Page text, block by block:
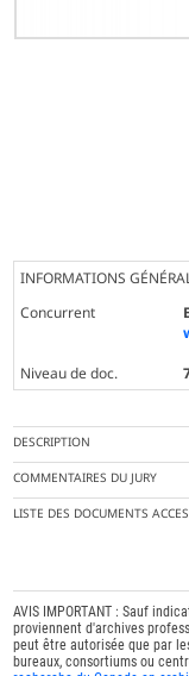
INFORMATIONS
Concurrent
Niveau de doc.
DESCRIPTION
COMMENTAIRES DU JURY
LISTE DES DOCUMENTS
AVIS IMPORTANT : Sauf
proviennent d'archives
peut être autorisée que par
bureaux, consortiums ou